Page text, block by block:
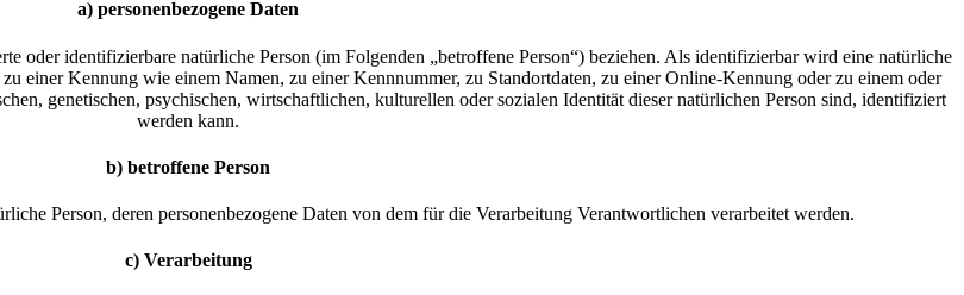
a) personenbezogene Daten
oder identifizierbare natürliche Person (im Folgenden „betroffene Person“) beziehen. Als identifizierbar wird eine natürliche
einer Kennung wie einem Namen, zu einer Kennnummer, zu Standortdaten, zu einer Online-Kennung oder zu einem oder
genetischen, psychischen, wirtschaftlichen, kulturellen oder sozialen Identität dieser natürlichen Person sind, identifiziert
werden kann.
b) betroffene Person
Person, deren personenbezogene Daten von dem für die Verarbeitung Verantwortlichen verarbeitet werden.
c) Verarbeitung